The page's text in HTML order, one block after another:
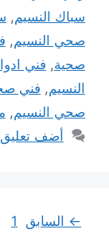
سباك النسيم,
صحي النسيم,
صحية, فني
النسيم, فني
صحي النسيم,
أضف تعليق
← السابق 1